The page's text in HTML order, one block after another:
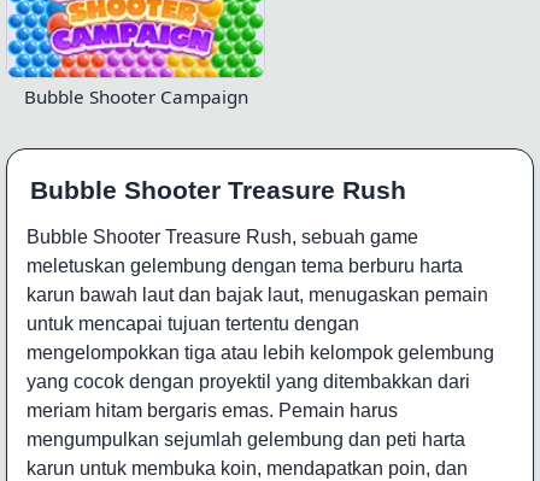
Bubble Shooter Campaign
Bubble Shooter Treasure Rush
Bubble Shooter Treasure Rush, sebuah game
meletuskan gelembung dengan tema berburu harta
karun bawah laut dan bajak laut, menugaskan pemain
untuk mencapai tujuan tertentu dengan
mengelompokkan tiga atau lebih kelompok gelembung
yang cocok dengan proyektil yang ditembakkan dari
meriam hitam bergaris emas. Pemain harus
mengumpulkan sejumlah gelembung dan peti harta
karun untuk membuka koin, mendapatkan poin, dan